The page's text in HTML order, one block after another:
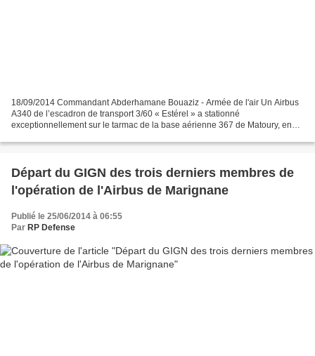
18/09/2014 Commandant Abderhamane Bouaziz - Armée de l'air Un Airbus
A340 de l’escadron de transport 3/60 « Estérel » a stationné
exceptionnellement sur le tarmac de la base aérienne 367 de Matoury, en
Départ du GIGN des trois derniers membres de
l'opération de l'Airbus de Marignane
Publié le 25/06/2014 à 06:55
Par RP Defense